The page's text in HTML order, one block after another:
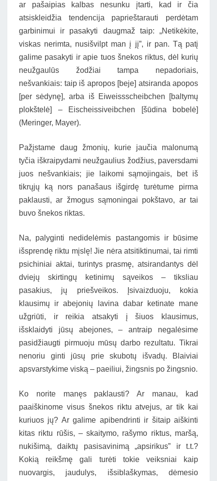
ar pašaipias kalbas nesunku įtarti, kad ir čia
atsiskleidžia tendencija paprieštarauti perdėtam
garbinimui ir pasakyti daugmaž taip: „Netikėkite,
viskas nerimta, nusišvilpt man į jį”, ir pan. Tą patį
galime pasakyti ir apie tuos šnekos riktus, dėl kurių
neužgaulūs žodžiai tampa nepadoriais,
nešvankiais: taip iš apropos [beje] atsiranda apopos
[per sėdynę], arba iš Eiweissscheibchen [baltymų
plokštelė] – Eischeissiveibchen [šūdina bobelė]
(Meringer, Mayer).
Pažįstame daug žmonių, kurie jaučia malonumą
tyčia iškraipydami neužgaulius žodžius, paversdami
juos nešvankiais; jie laikomi sąmojingais, bet iš
tikrųjų ką nors panašaus išgirdę turėtume pirma
paklausti, ar žmogus sąmoningai pokštavo, ar tai
buvo šnekos riktas.
Na, palyginti nedidelėmis pastangomis ir būsime
išsprendę riktu mįslę! Jie nėra atsitiktinumai, tai rimti
psichiniai aktai, turintys prasmę, atsirandantys dėl
dviejų skirtingų ketinimų sąveikos – tiksliau
pasakius, jų priešveikos. Įsivaizduoju, kokia
klausimų ir abejonių lavina dabar ketinate mane
užgriūti, ir reikia atsakyti į šiuos klausimus,
išsklaidyti jūsų abejones, – antraip negalėsime
pasidžiaugti pirmuoju mūsų darbo rezultatu. Tikrai
nenoriu ginti jūsų prie skubotų išvadų. Blaiviai
apsvarstykime viską – paeiliui, žingsnis po žingsnio.
Ko norite manęs paklausti? Ar manau, kad
paaiškinome visus šnekos riktu atvejus, ar tik kai
kuriuos jų? Ar galime apibendrinti ir šitaip aiškinti
kitas riktu rūšis, – skaitymo, rašymo riktus, maršą,
nukišimą, daiktų pasisavinimą „apsirikus” ir t.t.?
Kokią reikšmę gali turėti tokie veiksniai kaip
nuovargis, jaudulys, išsiblaškymas, dėmesio